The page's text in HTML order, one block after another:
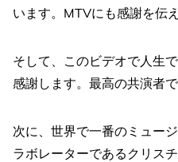
います。MTVにも感謝を伝
そして、このビデオで人生
感謝します。最高の共演者
次に、世界で一番のミュー
ラボレーターであるクリス